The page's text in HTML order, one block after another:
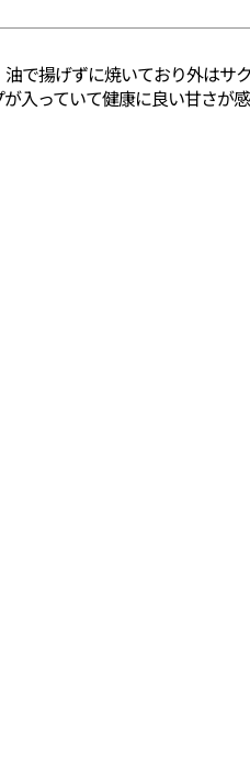
で揚げずに焼いており外はサ
入っていて健康に良い甘さが